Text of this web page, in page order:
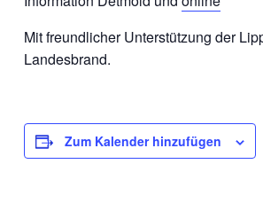
Mit freundlicher Unterstützung der
Landesbrand.
Zum Kalender hinzufügen